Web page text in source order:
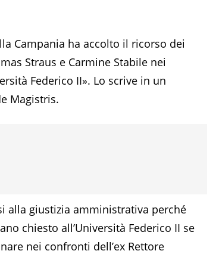
Campania ha accolto il ricorso dei
Straus e Carmine Stabile nei
Federico II». Lo scrive in un
Magistris.
alla giustizia amministrativa perché
chiesto all’Università Federico II se
nei confronti dell’ex Rettore